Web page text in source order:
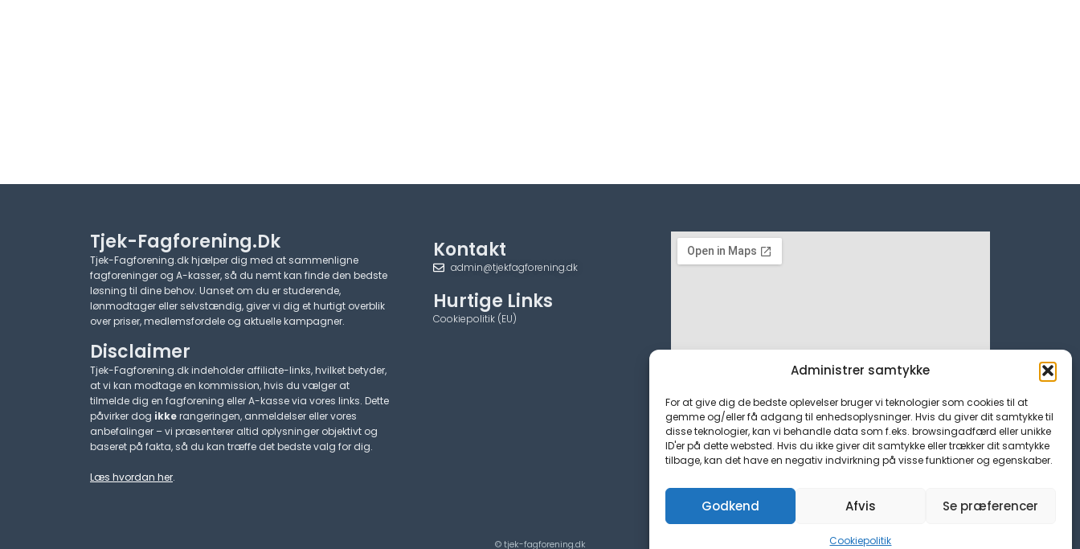
Administrer samtykke
For at give dig de bedste oplevelser bruger vi teknologier som cookies til at
gemme og/eller få adgang til enhedsoplysninger. Hvis du giver dit samtykke til
disse teknologier, kan vi behandle data som f.eks. browsingadfærd eller unikke
ID'er på dette websted. Hvis du ikke giver dit samtykke eller trækker dit samtykke
tilbage, kan det have en negativ indvirkning på visse funktioner og egenskaber.
Godkend Afvis Se præferencer
Cookiepolitik
Tjek-Fagforening.dk
Tjek-Fagforening.dk hjælper dig med at sammenligne
fagforeninger og A-kasser, så du nemt kan finde den bedste
løsning til dine behov. Uanset om du er studerende,
lønmodtager eller selvstændig, giver vi dig et hurtigt overblik
over priser, medlemsfordele og aktuelle kampagner.​
Disclaimer
Tjek-Fagforening.dk indeholder affiliate-links, hvilket betyder,
at vi kan modtage en kommission, hvis du vælger at
tilmelde dig en fagforening eller A-kasse via vores links. Dette
påvirker dog ikkerangeringen, anmeldelser eller vores
anbefalinger – vi præsenterer altid oplysninger objektivt og
baseret på fakta, så du kan træffe det bedste valg for dig.
Læs hvordan her.
Kontakt
admin@tjekfagforening.dk
Hurtige Links
Cookiepolitik (EU)
© tjek-fagforening.dk